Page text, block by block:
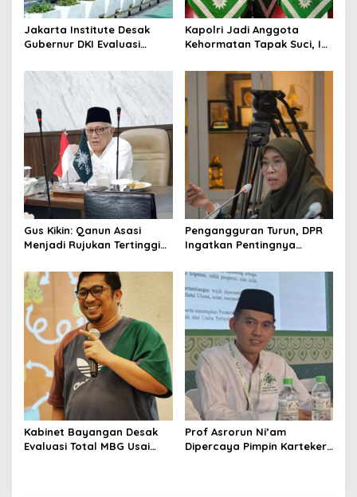
o
n
Jakarta Institute Desak
Gubernur DKI Evaluasi
Penumpang Diturunkan
Kapolri Jadi Anggota
Kehormatan Tapak Suci, Ini
Gus Kikin: Qanun Asasi
Menjadi Rujukan Tertinggi
Pengangguran Turun, DPR
Ingatkan Pentingnya
yang Layak
Kabinet Bayangan Desak
Evaluasi Total MBG Usai
Prof Asrorun Ni’am
Dipercaya Pimpin Karteker